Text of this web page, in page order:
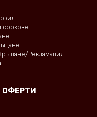
срокове
Рекламация
ОФЕРТИ